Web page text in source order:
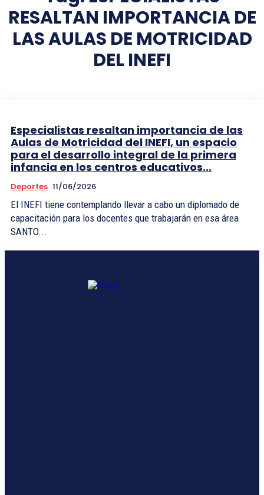
RESALTAN IMPORTANCIA DE
LAS AULAS DE MOTRICIDAD
DEL INEFI
Especialistas resaltan importancia de las
Aulas de Motricidad del INEFI, un espacio
para el desarrollo integral de la primera
infancia en los centros educativos...
Deportes 11/06/2026
El INEFI tiene contemplando llevar a cabo un diplomado de
capacitación para los docentes que trabajarán en esa área
SANTO...